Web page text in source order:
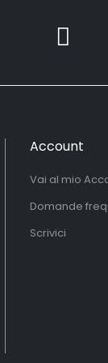
Account
Vai al mio
Domande
Scrivici